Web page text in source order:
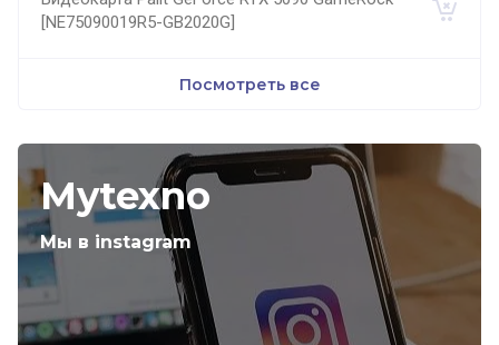
[NE75090019R5-GB2020G]
Посмотреть все
Mytexno
Мы в instagram